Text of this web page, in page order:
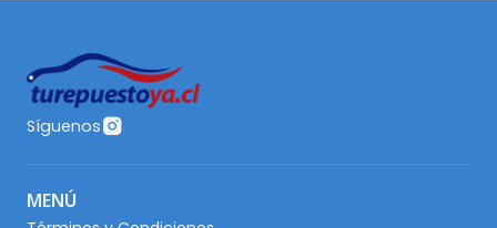
Síguenos
MENÚ